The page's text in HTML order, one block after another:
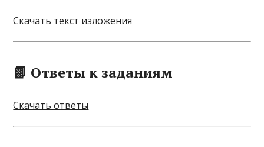
Скачать текст изложения
📗 Ответы к заданиям
Скачать ответы